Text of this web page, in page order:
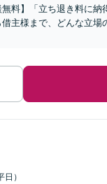
無料】「立ち退き料に
主様まで、どんな立
）